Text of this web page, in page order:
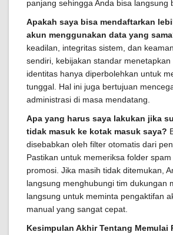
panjang sehingga Anda bisa langsung
Apakah saya bisa mendaftarkan
akun menggunakan data yang
keadilan, integritas sistem, dan
sendiri, kebijakan standar menetapkan
identitas hanya diperbolehkan untuk
tunggal. Hal ini juga bertujuan
administrasi di masa mendatang.
Apa yang harus saya lakukan jika
tidak masuk ke kotak masuk saya?
disebabkan oleh filter otomatis dari
Pastikan untuk memeriksa folder
promosi. Jika masih tidak ditemukan,
langsung menghubungi tim dukungan
langsung untuk meminta pengaktifan
manual yang sangat cepat.
Kesimpulan Akhir Tentang Memulai